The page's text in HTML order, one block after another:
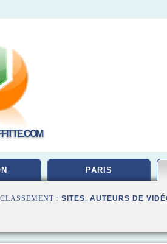
PARIS
: SITES, AUTEURS DE